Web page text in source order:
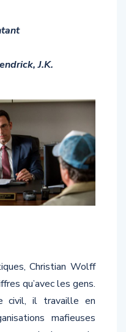
J.K.
qu’avec les gens.
civil, il travaille en
mafieuses
monde. Lorsque la